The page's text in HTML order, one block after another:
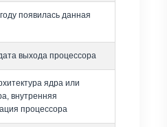
появилась данная
выхода процессора
ядра или
внутренняя
процессора